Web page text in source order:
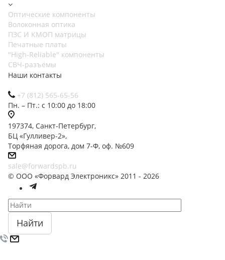
Оптические компоненты
Волоконная оптика
ПЗС И КМОП матрицы
Печатные платы
"High-Reliable" компоненты
СВЧ-разъёмы
Наши контакты
+7 (812) 565-65-56
Пн. – Пт.: с 10:00 до 18:00
197374, Санкт-Петербург,
БЦ «Гулливер-2»,
Торфяная дорога, дом 7-Ф, оф. №609
sale@forwardspb.ru
© ООО «Форвард Электроникс» 2011 - 2026
Найти